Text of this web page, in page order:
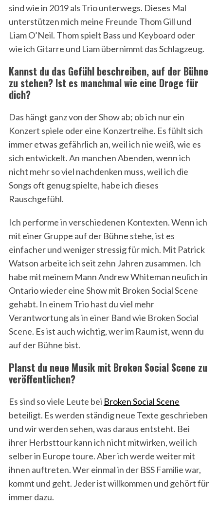
sind wie in 2019 als Trio unterwegs. Dieses Mal
unterstützen mich meine Freunde Thom Gill und
Liam O’Neil. Thom spielt Bass und Keyboard oder
wie ich Gitarre und Liam übernimmt das Schlagzeug.
Kannst du das Gefühl beschreiben, auf der Bühne
zu stehen? Ist es manchmal wie eine Droge für
dich?
Das hängt ganz von der Show ab; ob ich nur ein
Konzert spiele oder eine Konzertreihe. Es fühlt sich
immer etwas gefährlich an, weil ich nie weiß, wie es
sich entwickelt. An manchen Abenden, wenn ich
nicht mehr so viel nachdenken muss, weil ich die
Songs oft genug spielte, habe ich dieses
Rauschgefühl.
Ich performe in verschiedenen Kontexten. Wenn ich
mit einer Gruppe auf der Bühne stehe, ist es
einfacher und weniger stressig für mich. Mit Patrick
Watson arbeite ich seit zehn Jahren zusammen. Ich
habe mit meinem Mann Andrew Whiteman neulich in
Ontario wieder eine Show mit Broken Social Scene
gehabt. In einem Trio hast du viel mehr
Verantwortung als in einer Band wie Broken Social
Scene. Es ist auch wichtig, wer im Raum ist, wenn du
auf der Bühne bist.
Planst du neue Musik mit Broken Social Scene zu
veröffentlichen?
Es sind so viele Leute bei Broken Social Scene
beteiligt. Es werden ständig neue Texte geschrieben
und wir werden sehen, was daraus entsteht. Bei
ihrer Herbsttour kann ich nicht mitwirken, weil ich
selber in Europe toure. Aber ich werde weiter mit
ihnen auftreten. Wer einmal in der BSS Familie war,
kommt und geht. Jeder ist willkommen und gehört für
immer dazu.